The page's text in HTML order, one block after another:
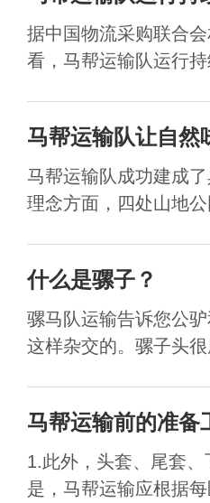
据中国物流采购联合
看，马帮运输队运行
马帮运输队让自然
马帮运输队成功建成
理念方面，四处山地
什么是骡子？
骡马队运输告诉您公
这样杂交的。骡子头
马帮运输前的准备
1.此外，头套、尾套
是，马帮运输应根据